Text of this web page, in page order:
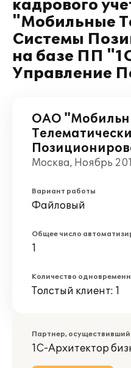
кадрового
"Мобильные
Системы
на базе ПП
Управление
ОАО
Москва, Ноябрь
Вариант работы
Файловый
Общее число
1
Количество
Толстый клиент: 1
Партнер,
1С-Архитектор